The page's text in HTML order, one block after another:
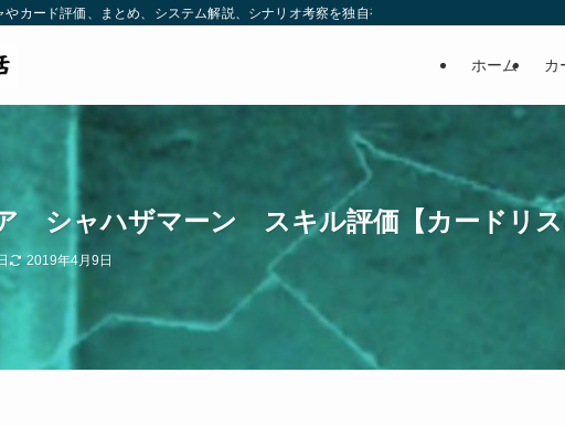
カード評価、まとめ、システム解説、シナリオ考察を独自視点で発信する非公式ブログで
ホーム カ
シャハザマーン スキル評価【カードリス
2019年4月9日